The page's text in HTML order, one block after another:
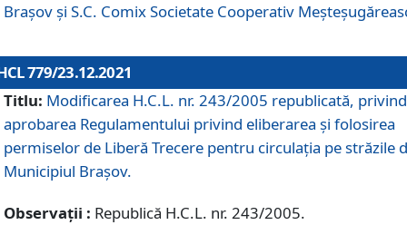
Braşov şi S.C. Comix Societate Cooperativ
779/23.12.2021
Titlu: Modificarea H.C.L. nr. 243/2005 republicată, privind
aprobarea Regulamentului privind eliberarea şi folosirea
permiselor de Liberă Trecere pentru circulația pe străzile
Municipiul Braşov.
Observații : Republică H.C.L. nr. 243/2005.